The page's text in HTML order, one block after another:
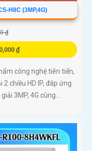
H8C (3MP,4G)
₫
₫
công nghệ tiên tiến,
chiều HD IP, đáp ứng
3MP, 4G cùng...